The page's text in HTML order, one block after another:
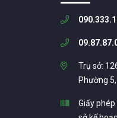
Trụ sở:
Phường
Giấy